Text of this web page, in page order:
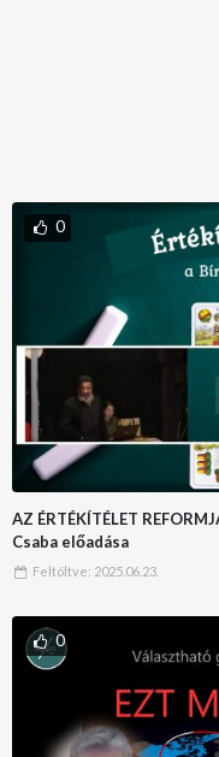
0
AZ ÉRTÉKÍTÉLET
Csaba előadása
Feltöltve: 2025.06.23.
0